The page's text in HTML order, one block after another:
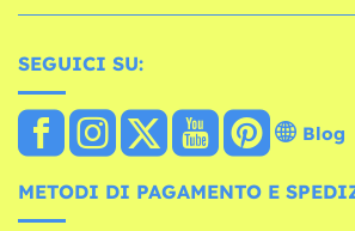
SEGUICI SU:
Blog
METODI DI PAGAMENTO E